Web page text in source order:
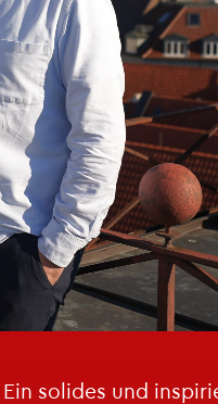
so­li­des und